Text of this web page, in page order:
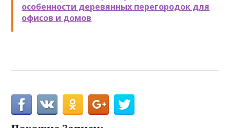
особенности деревянных перегородок для
офисов и домов